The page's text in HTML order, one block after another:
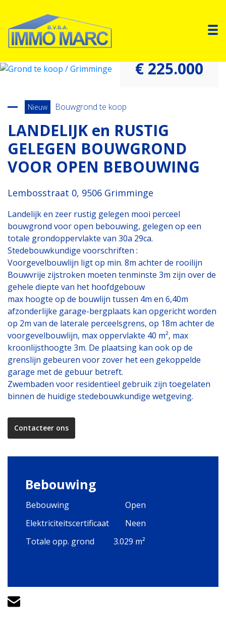
€ 225.000
Terug naar overzicht
Nieuw Bouwgrond te koop
LANDELIJK en RUSTIG
GELEGEN BOUWGROND
VOOR OPEN BEBOUWING
Lembosstraat 0, 9506 Grimminge
Landelijk en zeer rustig gelegen mooi perceel
bouwgrond voor open bebouwing, gelegen op een
totale grondoppervlakte van 30a 29ca.
Stedebouwkundige voorschriften :
Voorgevelbouwlijn ligt op min. 8m achter de rooilijn
Bouwvrije zijstroken moeten tenminste 3m zijn over de
gehele diepte van het hoofdgebouw
max hoogte op de bouwlijn tussen 4m en 6,40m
afzonderlijke garage-bergplaats kan opgericht worden
op 2m van de laterale perceelsgrens, op 18m achter de
voorgevelbouwlijn, max oppervlakte 40 m², max
kroonlijsthoogte 3m. De plaatsing kan ook op de
grenslijn gebeuren voor zover het een gekoppelde
garage met de gebuur betreft.
Zwembaden voor residentieel gebruik zijn toegelaten
binnen de huidige stedebouwkundige wetgeving.
Contacteer ons
Bebouwing
Bebouwing
Open
Elektriciteitscertificaat
Neen
Totale opp. grond
3.029 m²